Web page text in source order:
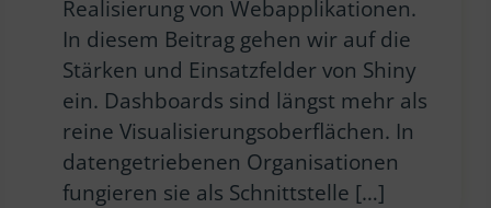
Realisierung von Webapplikationen.
In diesem Beitrag gehen wir auf die
Stärken und Einsatzfelder von Shiny
ein. Dashboards sind längst mehr als
reine Visualisierungsoberflächen. In
datengetriebenen Organisationen
fungieren sie als Schnittstelle […]